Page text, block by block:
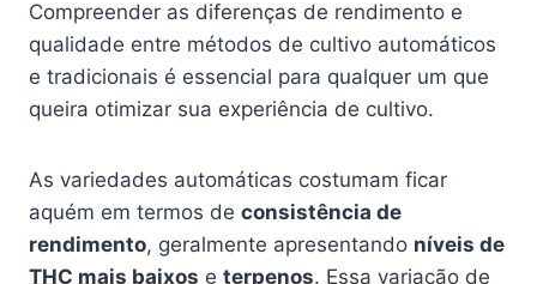
Compreender as diferenças de rendimento e
qualidade entre métodos de cultivo automáticos
e tradicionais é essencial para qualquer um que
queira otimizar sua experiência de cultivo.
As variedades automáticas costumam ficar
aquém em termos de consistência de
rendimento, geralmente apresentando níveis de
THC mais baixos e terpenos. Essa variação de